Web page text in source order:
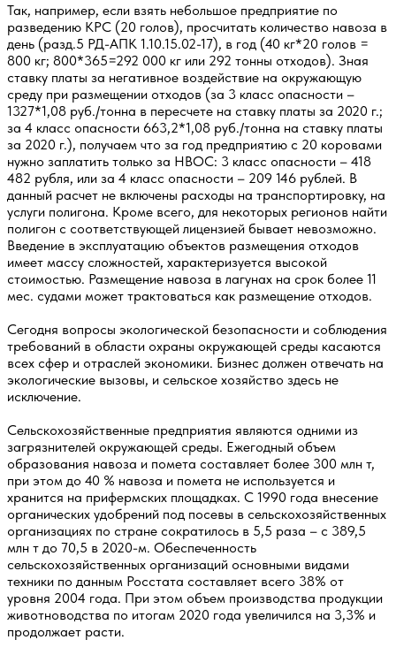
Так, например, если взять небольшое предприятие по
разведению КРС (20 голов), просчитать количество навоза в
день (разд.5 РД-АПК 1.10.15.02-17), в год (40 кг*20 голов =
800 кг; 800*365=292 000 кг или 292 тонны отходов). Зная
ставку платы за негативное воздействие на окружающую
среду при размещении отходов (за 3 класс опасности –
1327*1,08 руб./тонна в пересчете на ставку платы за 2020 г.;
за 4 класс опасности 663,2*1,08 руб./тонна на ставку платы
за 2020 г.), получаем что за год предприятию с 20 коровами
нужно заплатить только за НВОС: 3 класс опасности – 418
482 рубля, или за 4 класс опасности – 209 146 рублей. В
данный расчет не включены расходы на транспортировку, на
услуги полигона. Кроме всего, для некоторых регионов найти
полигон с соответствующей лицензией бывает невозможно.
Введение в эксплуатацию объектов размещения отходов
имеет массу сложностей, характеризуется высокой
стоимостью. Размещение навоза в лагунах на срок более 11
мес. судами может трактоваться как размещение отходов.
Сегодня вопросы экологической безопасности и соблюдения
требований в области охраны окружающей среды касаются
всех сфер и отраслей экономики. Бизнес должен отвечать на
экологические вызовы, и сельское хозяйство здесь не
исключение.
Сельскохозяйственные предприятия являются одними из
загрязнителей окружающей среды. Ежегодный объем
образования навоза и помета составляет более 300 млн т,
при этом до 40 % навоза и помета не используется и
хранится на прифермских площадках. С 1990 года внесение
органических удобрений под посевы в сельскохозяйственных
организациях по стране сократилось в 5,5 раза – с 389,5
млн т до 70,5 в 2020-м. Обеспеченность
сельскохозяйственных организаций основными видами
техники по данным Росстата составляет всего 38% от
уровня 2004 года. При этом объем производства продукции
животноводства по итогам 2020 года увеличился на 3,3% и
продолжает расти.